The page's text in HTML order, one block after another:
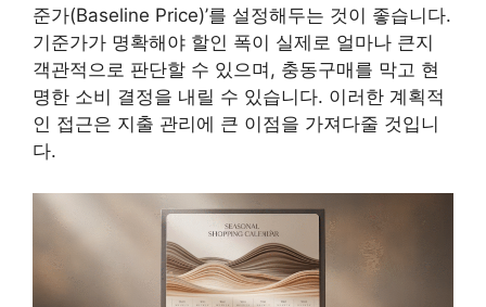
준가(Baseline Price)’를 설정해두는 것이 좋습니다.
기준가가 명확해야 할인 폭이 실제로 얼마나 큰지
객관적으로 판단할 수 있으며, 충동구매를 막고 현
명한 소비 결정을 내릴 수 있습니다. 이러한 계획적
인 접근은 지출 관리에 큰 이점을 가져다줄 것입니
다.